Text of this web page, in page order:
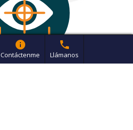
info
Contáctenme
phone
Llámanos